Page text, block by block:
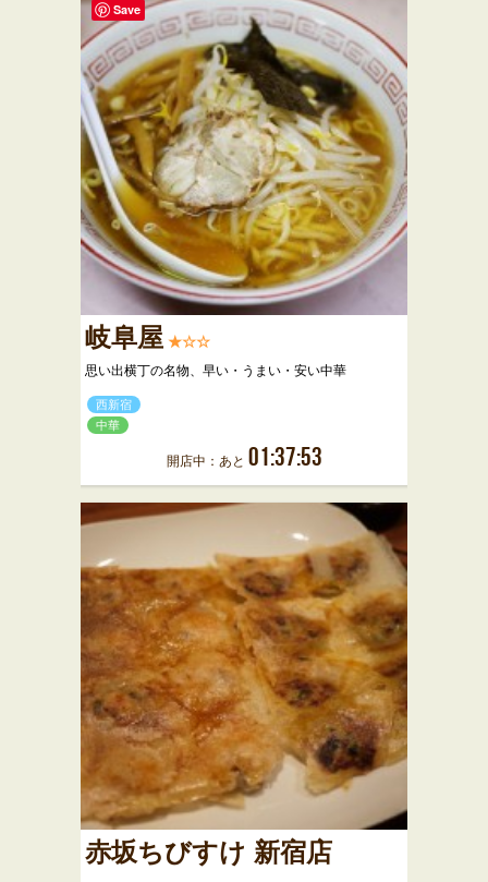
岐阜屋 ★☆☆
思い出横丁の名物、早い・うまい・安い中華
西新宿
中華
開店中：あと 01:37:53
赤坂ちびすけ 新宿店
Save